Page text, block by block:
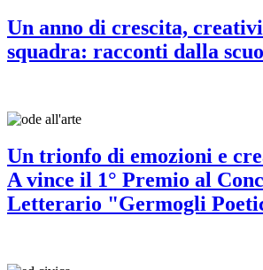
Un anno di crescita,
squadra: racconti dalla
Un trionfo di emozioni e
A vince il 1° Premio al
Letterario "Germogli